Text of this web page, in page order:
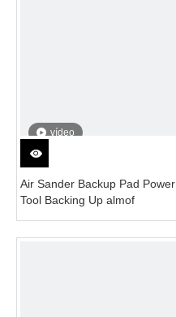
vídeo
Air Sander Backup Pad Power
Tool Backing Up almof